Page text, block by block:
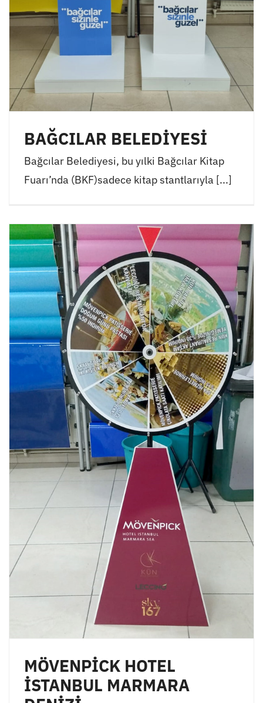
BAĞCILAR BELEDİYESİ
Bağcılar Belediyesi, bu yılki Bağcılar Kitap
Fuarı’nda (BKF)sadece kitap stantlarıyla [...]
MÖVENPİCK HOTEL
İSTANBUL MARMARA